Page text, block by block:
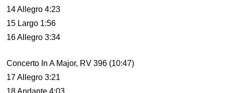
14 Allegro 4:23
15 Largo 1:56
16 Allegro 3:34
Concerto In A Major, RV 396 (10:47)
17 Allegro 3:21
18 Andante 4:03